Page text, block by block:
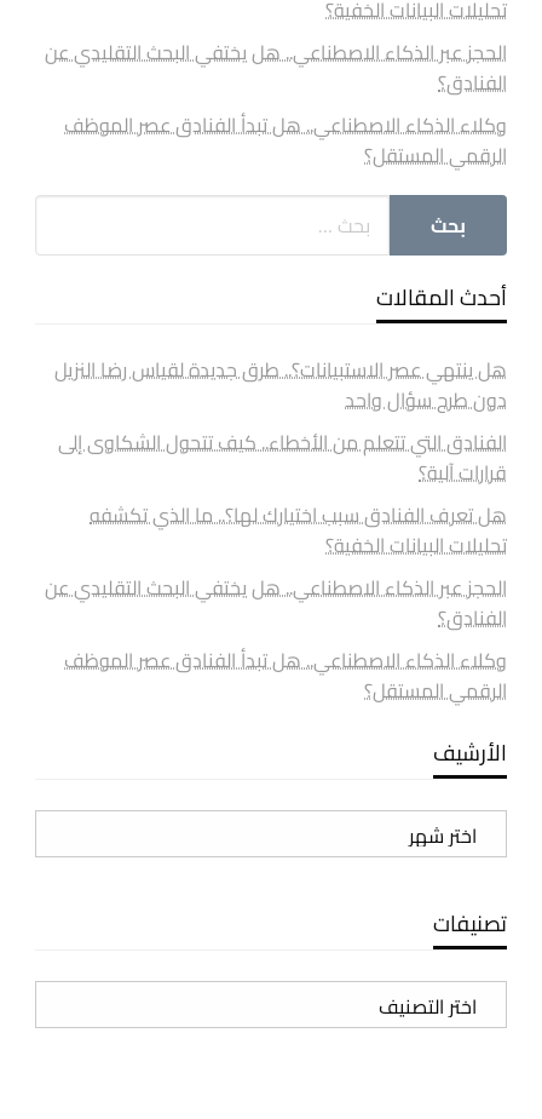
تحليلات البيانات الخفية؟
الحجز عبر الذكاء الاصطناعي.. هل يختفي البحث التقليدي عن
الفنادق؟
وكلاء الذكاء الاصطناعي.. هل تبدأ الفنادق عصر الموظف
الرقمي المستقل؟
أحدث المقالات
هل ينتهي عصر الاستبيانات؟.. طرق جديدة لقياس رضا النزيل
دون طرح سؤال واحد
الفنادق التي تتعلم من الأخطاء.. كيف تتحول الشكاوى إلى
قرارات آلية؟
هل تعرف الفنادق سبب اختيارك لها؟.. ما الذي تكشفه
تحليلات البيانات الخفية؟
الحجز عبر الذكاء الاصطناعي.. هل يختفي البحث التقليدي عن
الفنادق؟
وكلاء الذكاء الاصطناعي.. هل تبدأ الفنادق عصر الموظف
الرقمي المستقل؟
الأرشيف
الأرشيف
تصنيفات
تصنيفات